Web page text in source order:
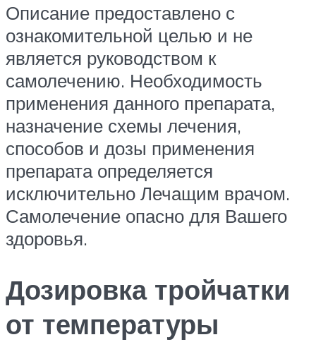
Описание предоставлено с
ознакомительной целью и не
является руководством к
самолечению. Необходимость
применения данного препарата,
назначение схемы лечения,
способов и дозы применения
препарата определяется
исключительно Лечащим врачом.
Самолечение опасно для Вашего
здоровья.
Дозировка тройчатки
от температуры